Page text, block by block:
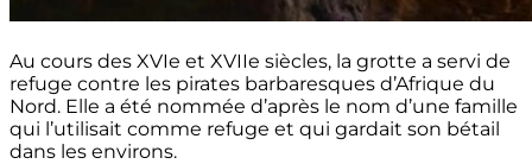
Au cours des XVIe et XVIIe siècles, la grotte a servi de
refuge contre les pirates barbaresques d’Afrique du
Nord. Elle a été nommée d’après le nom d’une famille
qui l’utilisait comme refuge et qui gardait son bétail
dans les environs.